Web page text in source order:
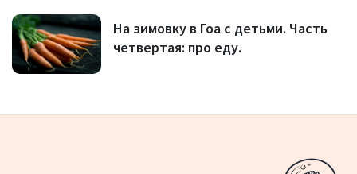
На зимовку в Гоа с детьми. Часть
четвертая: про еду.